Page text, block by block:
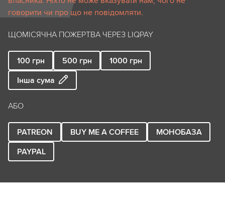
говорити чи про що не повідомляти.
ЩОМІСЯЧНА ПОЖЕРТВА ЧЕРЕЗ LIQPAY
100 грн 500 грн 1000 грн
Інша сума
АБО
PATREON BUY ME A COFFEE
МОНОБАЗА
PAYPAL